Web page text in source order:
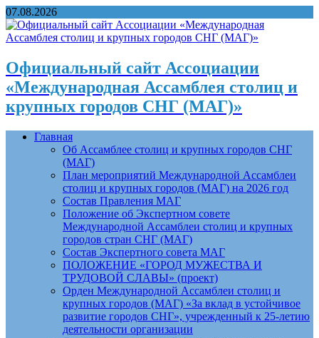
07.08.2026
Официальный сайт Ассоциации
«Международная Ассамблея столиц и
крупных городов СНГ (МАГ)»
Главная
Об Ассамблее столиц и крупных городов СНГ
(МАГ)
План мероприятий Международной Ассамблеи
столиц и крупных городов (МАГ) на 2026 год
Состав Правления МАГ
Положение об Экспертном совете
Международной Ассамблеи столиц и крупных
городов стран СНГ (МАГ)
Состав Экспертного совета МАГ
ПОЛОЖЕНИЕ «ГОРОД МУЖЕСТВА И
ТРУДОВОЙ СЛАВЫ» (проект)
Орден Международной Ассамблеи столиц и
крупных городов (МАГ) «За вклад в устойчивое
развитие городов СНГ», учрежденный к 25-летию
деятельности организации